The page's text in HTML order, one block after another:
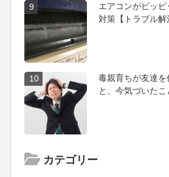
9
エアコンがピッ
対策【トラブル解
10
毒親育ちが友達
と、今気づいたこ
カテゴリー